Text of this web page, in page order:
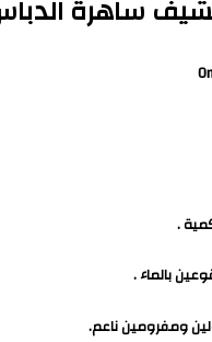
ساهرة
.
بالماء .
ومفرومين ناعم.